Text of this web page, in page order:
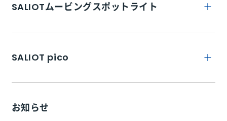
SADIOT LOCKとは
SADIOT LOCK Hub
SADIOT LOCK Key
SADIOT LOCK Hub2M
SALIOTムービングスポットライト
商品詳細
SALIOT pico
pico STAND
お知らせ